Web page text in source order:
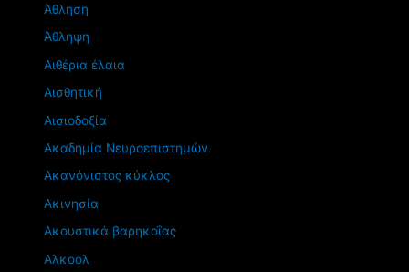
Άθληση
Άθληψη
Αιθέρια έλαια
Αισθητική
Αισιοδοξία
Ακαδημία Νευροεπιστημών
Ακανόνιστος κύκλος
Ακινησία
Ακουστικά βαρηκοΐας
Αλκοόλ